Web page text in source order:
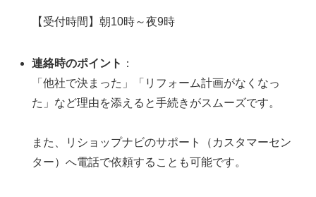
【受付時間】朝10時～夜9時
連絡時のポイント ：
「他社で決まった」「リフォーム計画がなくなっ
た」など理由を添えると手続きがスムーズです。
また、リショップナビのサポート（カスタマーセン
ター）へ電話で依頼することも可能です。